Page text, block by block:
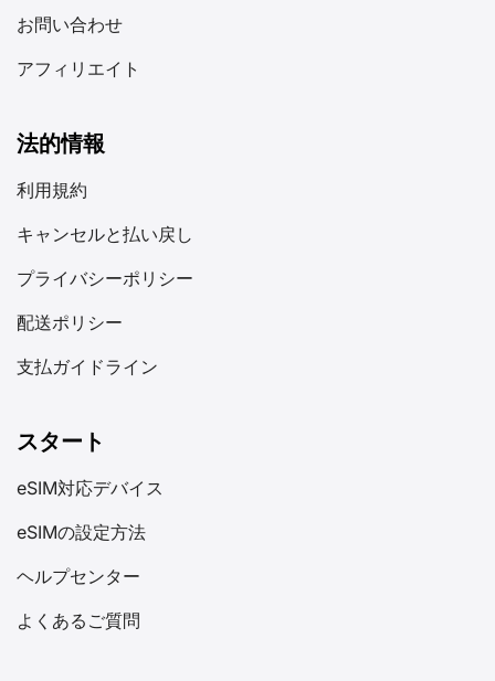
お問い合わせ
アフィリエイト
法的情報
利用規約
キャンセルと払い戻し
プライバシーポリシー
配送ポリシー
支払ガイドライン
スタート
eSIM対応デバイス
eSIMの設定方法
ヘルプセンター
よくあるご質問